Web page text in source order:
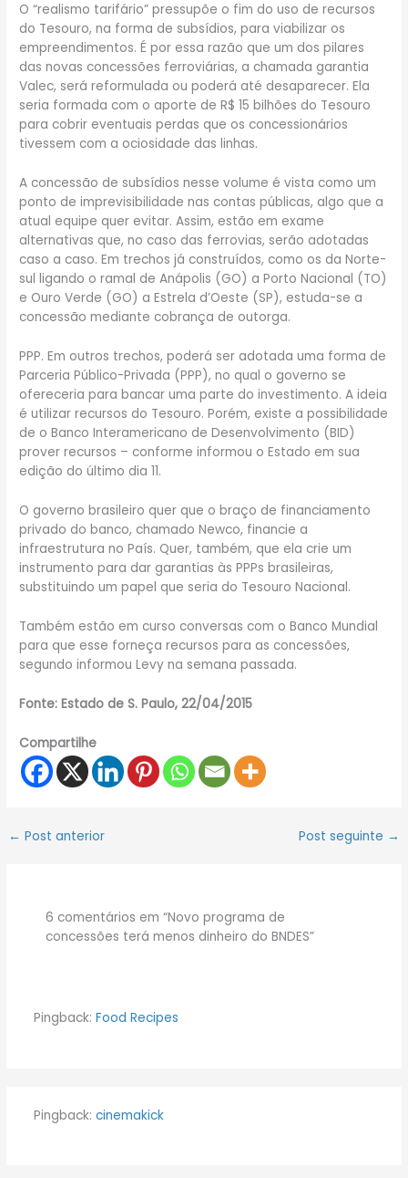
O “realismo tarifário” pressupõe o fim do uso de recursos
do Tesouro, na forma de subsídios, para viabilizar os
empreendimentos. É por essa razão que um dos pilares
das novas concessões ferroviárias, a chamada garantia
Valec, será reformulada ou poderá até desaparecer. Ela
seria formada com o aporte de R$ 15 bilhões do Tesouro
para cobrir eventuais perdas que os concessionários
tivessem com a ociosidade das linhas.
A concessão de subsídios nesse volume é vista como um
ponto de imprevisibilidade nas contas públicas, algo que a
atual equipe quer evitar. Assim, estão em exame
alternativas que, no caso das ferrovias, serão adotadas
caso a caso. Em trechos já construídos, como os da Norte-
sul ligando o ramal de Anápolis (GO) a Porto Nacional (TO)
e Ouro Verde (GO) a Estrela d’Oeste (SP), estuda-se a
concessão mediante cobrança de outorga.
PPP. Em outros trechos, poderá ser adotada uma forma de
Parceria Público-Privada (PPP), no qual o governo se
ofereceria para bancar uma parte do investimento. A ideia
é utilizar recursos do Tesouro. Porém, existe a possibilidade
de o Banco Interamericano de Desenvolvimento (BID)
prover recursos – conforme informou o Estado em sua
edição do último dia 11.
O governo brasileiro quer que o braço de financiamento
privado do banco, chamado Newco, financie a
infraestrutura no País. Quer, também, que ela crie um
instrumento para dar garantias às PPPs brasileiras,
substituindo um papel que seria do Tesouro Nacional.
Também estão em curso conversas com o Banco Mundial
para que esse forneça recursos para as concessões,
segundo informou Levy na semana passada.
Fonte: Estado de S. Paulo, 22/04/2015
Compartilhe
← Post anterior Post seguinte →
6 comentários em “Novo programa de
concessões terá menos dinheiro do BNDES”
Pingback: Food Recipes
Pingback: cinemakick